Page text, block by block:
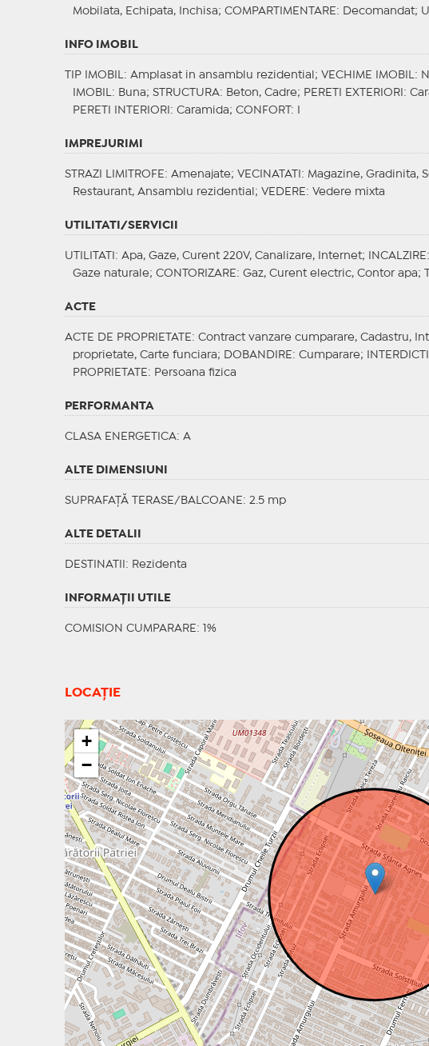
Mobilata, Echipata, Inchisa; COMPARTIMENTARE : Decomandat;
INFO IMOBIL
TIP IMOBIL : Amplasat in ansamblu rezidential; VECHIME IMOBIL :
IMOBIL
: Buna; STRUCTURA: Beton, Cadre; PERETI EXTERIORI :
PERETI INTERIORI : Caramida; CONFORT : I
IMPREJURIMI
STRAZI LIMITROFE : Amenajate; VECINATATI
: Magazine, Gradinita,
Restaurant, Ansamblu rezidential; VEDERE : Vedere mixta
UTILITATI/SERVICII
UTILITATI : Apa, Gaze, Curent 220V, Canalizare, Internet; INCALZIRE
Gaze naturale; CONTORIZARE : Gaz, Curent electric, Contor apa;
ACTE
ACTE DE PROPRIETATE : Contract vanzare cumparare, Cadastru,
proprietate, Carte funciara;
DOBANDIRE : Cumparare; INTERDICTII
PROPRIETATE : Persoana fizica
PERFORMANTA
CLASA ENERGETICA: A
ALTE DIMENSIUNI
SUPRAFAȚĂ TERASE/BALCOANE: 2.5 mp
ALTE DETALII
DESTINATII : Rezidenta
INFORMAŢII UTILE
COMISION CUMPARARE: 1%
LOCAȚIE
+
−